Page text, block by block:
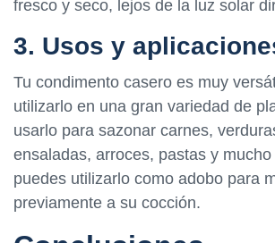
fresco y seco, lejos de la luz solar
3. Usos y
Tu condimento casero es muy
utilizarlo en una gran variedad de
usarlo para sazonar carnes,
ensaladas, arroces, pastas y
puedes utilizarlo como adobo para
previamente a su cocción.